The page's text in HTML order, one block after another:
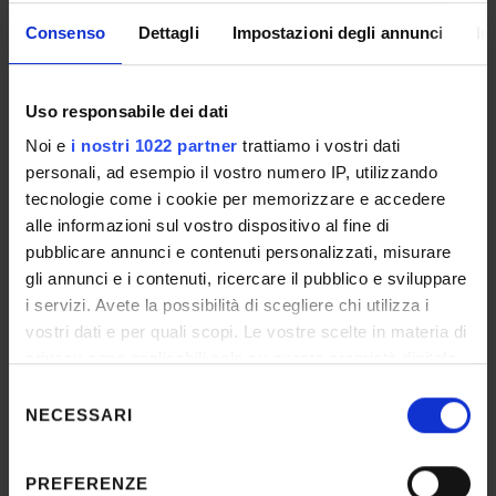
Consenso Dettagli Impostazioni degli annunci
Uso responsabile dei dati
Noi e i nostri 1022 partner trattiamo i vostri dati
personali, ad esempio il vostro numero IP, utilizzando
tecnologie come i cookie per memorizzare e accedere
alle informazioni sul vostro dispositivo al fine di
pubblicare annunci e contenuti personalizzati, misurare
gli annunci e i contenuti, ricercare il pubblico e sviluppare
i servizi. Avete la possibilità di scegliere chi utilizza i
vostri dati e per quali scopi. Le vostre scelte in materia di
modificare o revocare il proprio consenso in qualsiasi
momento dalla Dichiarazione sui cookie o facendo clic
delNECESSARI
PREFERENZE
05 - Allegato A.3_Modulo Assegnisti di
Ricerca
IT | 265Kb
06 - Allegato A.4_Modulo dottorandi
IT | 173Kb
07 - Allegato A.5_Modulo Dipendenti
Ateneo VR
DETTAGLI